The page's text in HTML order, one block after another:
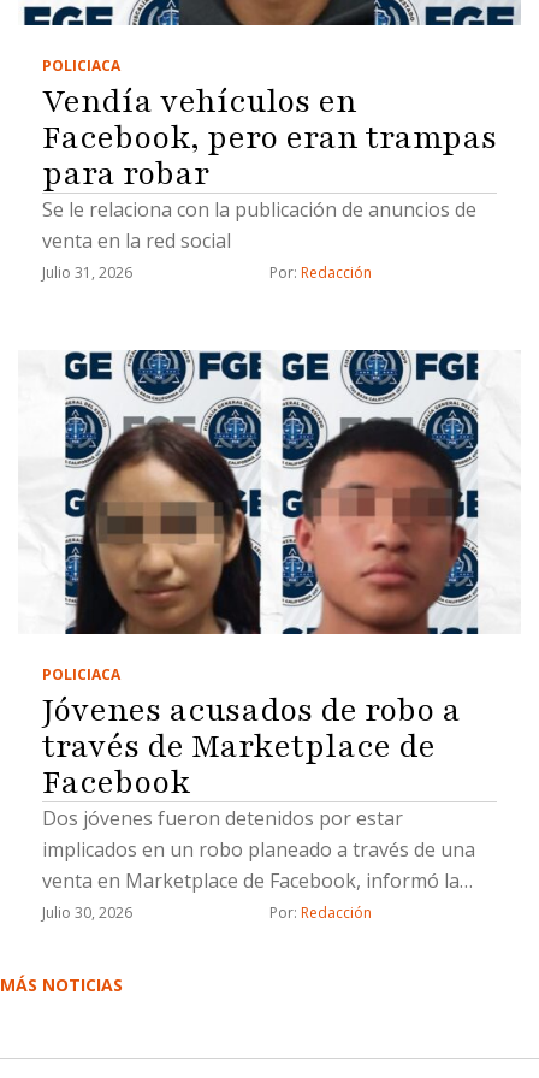
POLICIACA
Vendía vehículos en
Facebook, pero eran trampas
para robar
Se le relaciona con la publicación de anuncios de
venta en la red social
Julio 31, 2026 Por: Redacción
POLICIACA
Jóvenes acusados de robo a
través de Marketplace de
Facebook
Dos jóvenes fueron detenidos por estar
implicados en un robo planeado a través de una
venta en Marketplace de Facebook, informó la
Fiscalía General del Estado (FGE).La Fiscalía
“N”, por su probable responsabilidad en el delito
acuerdo con la investigación, el 21 de marzo de
Julio 30, 2026 Por: Redacción
MÁS NOTICIAS